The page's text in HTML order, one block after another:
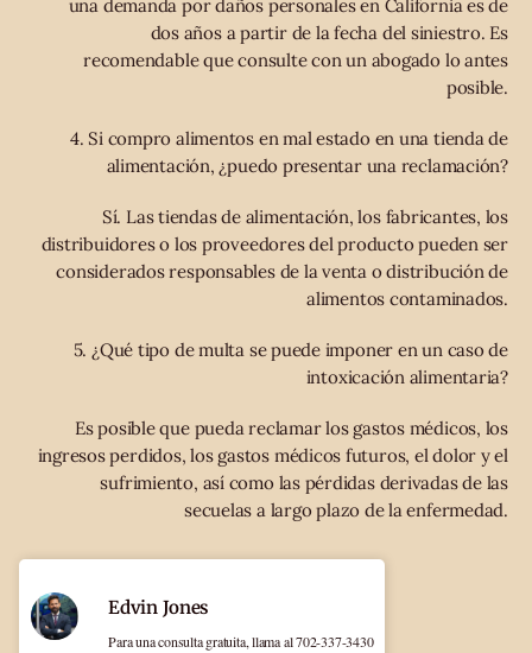
una demanda por daños personales en California es de
dos años a partir de la fecha del siniestro. Es
recomendable que consulte con un abogado lo antes
posible.
4. Si compro alimentos en mal estado en una tienda de
alimentación, ¿puedo presentar una reclamación?
Sí. Las tiendas de alimentación, los fabricantes, los
distribuidores o los proveedores del producto pueden ser
considerados responsables de la venta o distribución de
alimentos contaminados.
5. ¿Qué tipo de multa se puede imponer en un caso de
intoxicación alimentaria?
Es posible que pueda reclamar los gastos médicos, los
ingresos perdidos, los gastos médicos futuros, el dolor y el
sufrimiento, así como las pérdidas derivadas de las
secuelas a largo plazo de la enfermedad.
Edvin Jones
Para una consulta gratuita, llama al 702-337-3430